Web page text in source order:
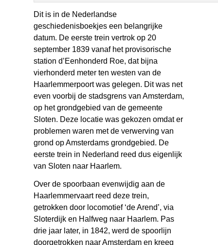
Dit is in de Nederlandse
geschiedenisboekjes een belangrijke
datum. De eerste trein vertrok op 20
september 1839 vanaf het provisorische
station d’Eenhonderd Roe, dat bijna
vierhonderd meter ten westen van de
Haarlemmerpoort was gelegen. Dit was net
even voorbij de stadsgrens van Amsterdam,
op het grondgebied van de gemeente
Sloten. Deze locatie was gekozen omdat er
problemen waren met de verwerving van
grond op Amsterdams grondgebied. De
eerste trein in Nederland reed dus eigenlijk
van Sloten naar Haarlem.
Over de spoorbaan evenwijdig aan de
Haarlemmervaart reed deze trein,
getrokken door locomotief ‘de Arend’, via
Sloterdijk en Halfweg naar Haarlem. Pas
drie jaar later, in 1842, werd de spoorlijn
doorgetrokken naar Amsterdam en kreeg